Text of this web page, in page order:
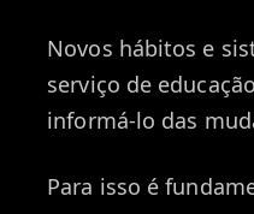
Novos hábitos e
serviço de
informá-lo das
Para isso é